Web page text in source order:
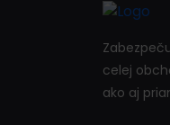
celej
ako aj